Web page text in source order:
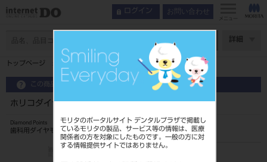
モリタのポータルサイト デンタルプラザで掲載し
ているモリタの製品、サービス等の情報は、医療
関係者の方を対象にしたものです。一般の方に対
する情報提供サイトではありません。
ログイン お問い合わせ
メニュー
詳細
トップページ ホリコダイヤモンドポイントFG 大型 1入 1r
この商品に関するお問い合わせ
ホリコダイヤモンドポイントFG 大型 1入 1r
Diamond Points
歯科用ダイヤモンドバー